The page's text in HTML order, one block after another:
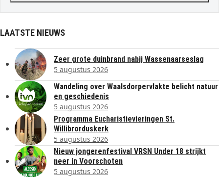
LAATSTE NIEUWS
Zeer grote duinbrand nabij Wassenaarseslag
5 augustus 2026
Wandeling over Waalsdorpervlakte belicht natuur
en geschiedenis
5 augustus 2026
Programma Eucharistievieringen St.
Willibrorduskerk
5 augustus 2026
Nieuw jongerenfestival VRSN Under 18 strijkt
neer in Voorschoten
5 augustus 2026